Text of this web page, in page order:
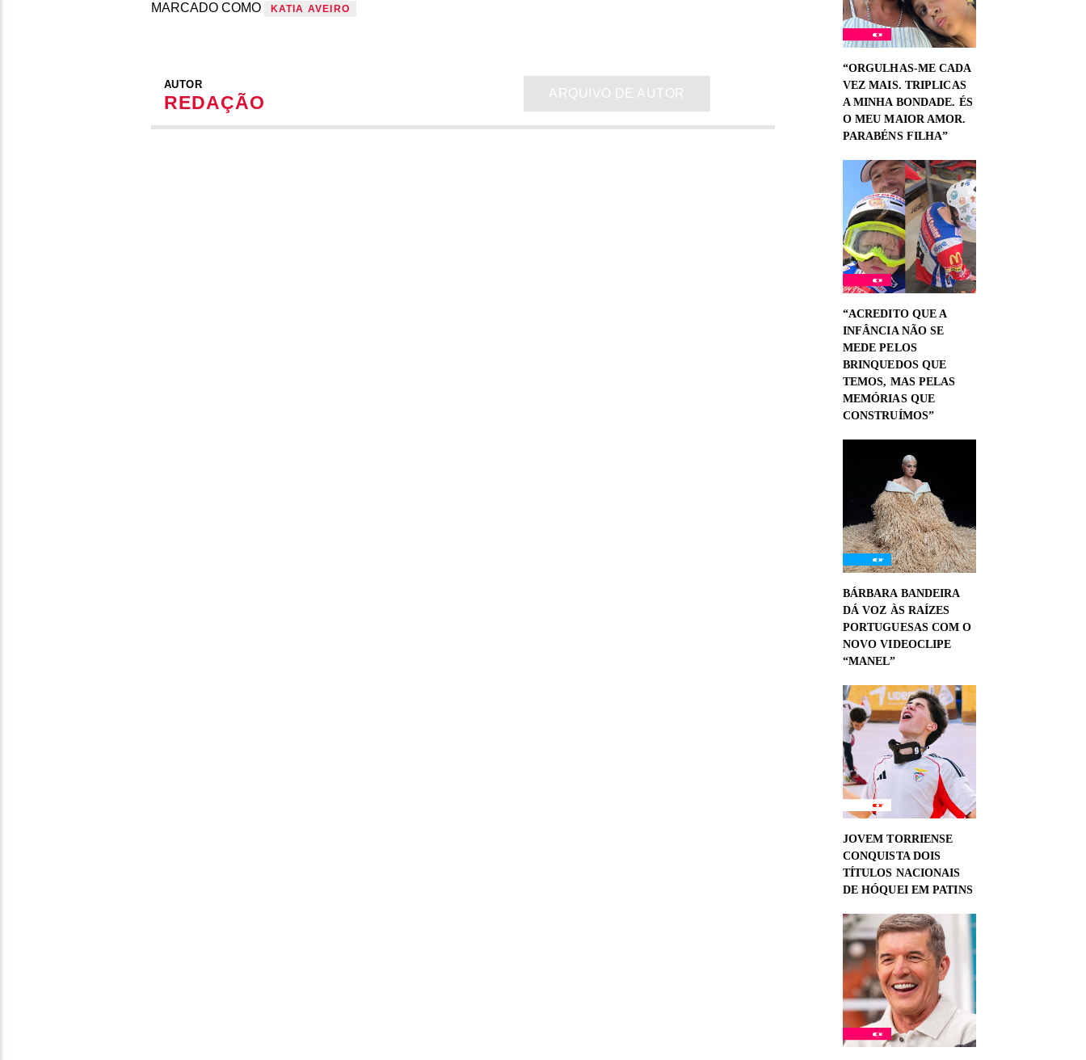
MARCADO COMO KATIA AVEIRO
AUTOR
REDAÇÃO
ARQUIVO DE AUTOR
“ORGULHAS-ME CADA
VEZ MAIS. TRIPLICAS
A MINHA BONDADE. ÉS
O MEU MAIOR AMOR.
PARABÉNS FILHA”
“ACREDITO QUE A
INFÂNCIA NÃO SE
MEDE PELOS
BRINQUEDOS QUE
TEMOS, MAS PELAS
MEMÓRIAS QUE
CONSTRUÍMOS”
BÁRBARA BANDEIRA
DÁ VOZ ÀS RAÍZES
PORTUGUESAS COM O
NOVO VIDEOCLIPE
“MANEL”
JOVEM TORRIENSE
CONQUISTA DOIS
TÍTULOS NACIONAIS
DE HÓQUEI EM PATINS